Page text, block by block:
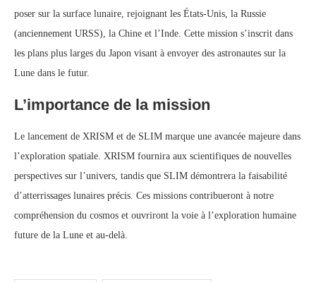
poser sur la surface lunaire, rejoignant les États-Unis, la Russie
(anciennement URSS), la Chine et l’Inde. Cette mission s’inscrit dans
les plans plus larges du Japon visant à envoyer des astronautes sur la
Lune dans le futur.
L’importance de la mission
Le lancement de XRISM et de SLIM marque une avancée majeure dans
l’exploration spatiale. XRISM fournira aux scientifiques de nouvelles
perspectives sur l’univers, tandis que SLIM démontrera la faisabilité
d’atterrissages lunaires précis. Ces missions contribueront à notre
compréhension du cosmos et ouvriront la voie à l’exploration humaine
future de la Lune et au-delà.